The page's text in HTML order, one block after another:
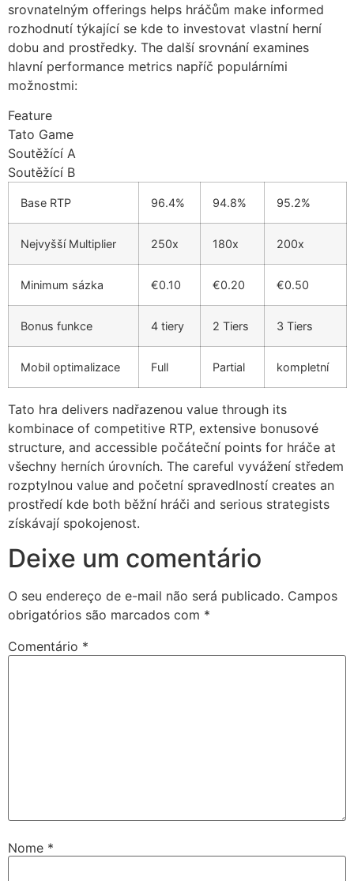
Panel
Panel
panel
panel
giriş
per sale
Forum
giriş
escort
srovnatelným offerings helps hráčům make informed
rozhodnutí týkající se kde to investovat vlastní herní
dobu and prostředky. The další srovnání examines
hlavní performance metrics napříč populárními
možnostmi:
Feature
Tato Game
Soutěžící A
Soutěžící B
Base RTP 96.4% 94.8% 95.2%
Nejvyšší Multiplier 250x 180x 200x
Minimum sázka €0.10 €0.20 €0.50
Bonus funkce 4 tiery 2 Tiers 3 Tiers
Mobil optimalizace Full Partial kompletní
Tato hra delivers nadřazenou value through its
kombinace of competitive RTP, extensive bonusové
structure, and accessible počáteční points for hráče at
všechny herních úrovních. The careful vyvážení středem
rozptylnou value and početní spravedlností creates an
prostředí kde both běžní hráči and serious strategists
získávají spokojenost.
Deixe um comentário
O seu endereço de e-mail não será publicado. Campos
obrigatórios são marcados com *
Comentário *
Nome *